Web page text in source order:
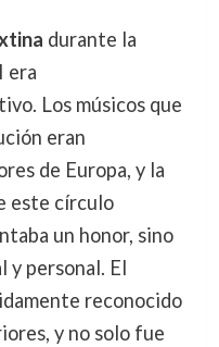
durante la
era
Los músicos que
eran
de Europa, y la
este círculo
un honor, sino
y personal. El
reconocido
y no solo fue